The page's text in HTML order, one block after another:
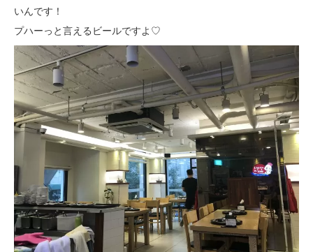
いんです！
プハーっと言えるビールですよ♡